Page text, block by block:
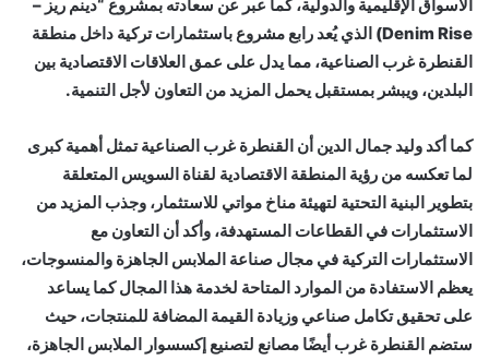
الأسواق الإقليمية والدولية، كما عبر عن سعادته بمشروع “دينم ريز –
Denim Rise) الذي يُعد رابع مشروع باستثمارات تركية داخل منطقة
القنطرة غرب الصناعية، مما يدل على عمق العلاقات الاقتصادية بين
البلدين، ويبشر بمستقبل يحمل المزيد من التعاون لأجل التنمية.
كما أكد وليد جمال الدين أن القنطرة غرب الصناعية تمثل أهمية كبرى
لما تعكسه من رؤية المنطقة الاقتصادية لقناة السويس المتعلقة
بتطوير البنية التحتية لتهيئة مناخ مواتي للاستثمار، وجذب المزيد من
الاستثمارات في القطاعات المستهدفة، وأكد أن التعاون مع
الاستثمارات التركية في مجال صناعة الملابس الجاهزة والمنسوجات،
يعظم الاستفادة من الموارد المتاحة لخدمة هذا المجال كما يساعد
على تحقيق تكامل صناعي وزيادة القيمة المضافة للمنتجات، حيث
ستضم القنطرة غرب أيضًا مصانع لتصنيع إكسسوار الملابس الجاهزة،